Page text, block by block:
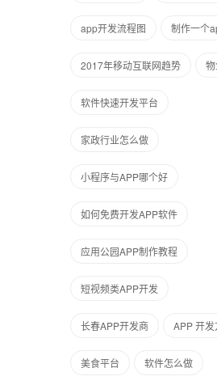
app开发流程图 制作一个
2017年移动互联网趋势
软件快速开发平台
家政行业怎么做
小程序与APP哪个好
如何免费开发APP软件
应用公园APP制作教程
短视频类APP开发
长春APP开发商 APP 开
美食平台 软件怎么做